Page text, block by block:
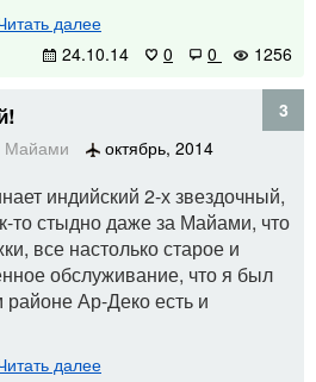
далее
24.10.14
0 0 1256
3
Майами октябрь, 2014
индийский 2-х звездочный,
то стыдно даже за Майами, что
все настолько старое и
обслуживание, что я был
Ар-Деко есть и
далее